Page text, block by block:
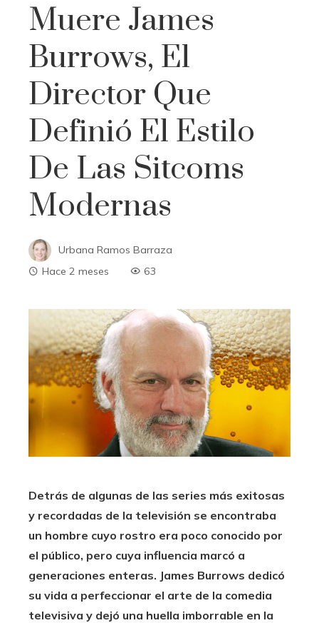
Muere James
Burrows, El
Director Que
Definió El Estilo
De Las Sitcoms
Modernas
Urbana Ramos Barraza
Hace 2 meses
63
Detrás de algunas de las series más exitosas
y recordadas de la televisión se encontraba
un hombre cuyo rostro era poco conocido por
el público, pero cuya influencia marcó a
generaciones enteras. James Burrows dedicó
su vida a perfeccionar el arte de la comedia
televisiva y dejó una huella imborrable en la